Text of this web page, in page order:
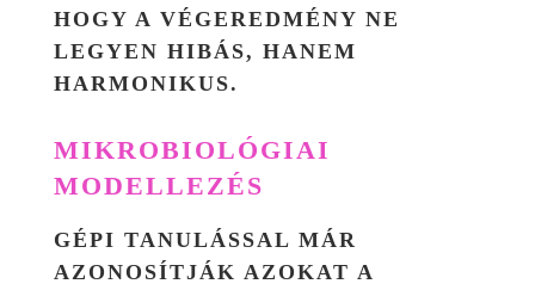
HOGY A VÉGEREDMÉNY NE
LEGYEN HIBÁS, HANEM
HARMONIKUS.
MIKROBIOLÓGIAI
MODELLEZÉS
GÉPI TANULÁSSAL MÁR
AZONOSÍTJÁK AZOKAT A